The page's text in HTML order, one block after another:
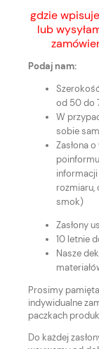
gdzie
lub
Podaj nam:
od 50 do
W
sobie
Zasłona
rozmiaru,
smok)
Zasłony
10 letnie
Nasze
Prosimy
indywidualne
paczkach
Do każdej